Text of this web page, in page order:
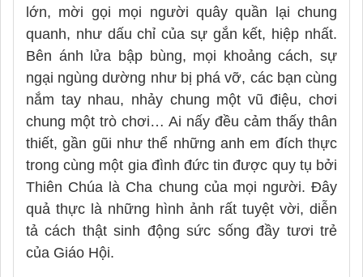
lớn, mời gọi mọi người quây quần lại chung
quanh, như dấu chỉ của sự gắn kết, hiệp nhất.
Bên ánh lửa bập bùng, mọi khoảng cách, sự
ngại ngùng dường như bị phá vỡ, các bạn cùng
nắm tay nhau, nhảy chung một vũ điệu, chơi
chung một trò chơi… Ai nấy đều cảm thấy thân
thiết, gần gũi như thể những anh em đích thực
trong cùng một gia đình đức tin được quy tụ bởi
Thiên Chúa là Cha chung của mọi người. Đây
quả thực là những hình ảnh rất tuyệt vời, diễn
tả cách thật sinh động sức sống đầy tươi trẻ
của Giáo Hội.